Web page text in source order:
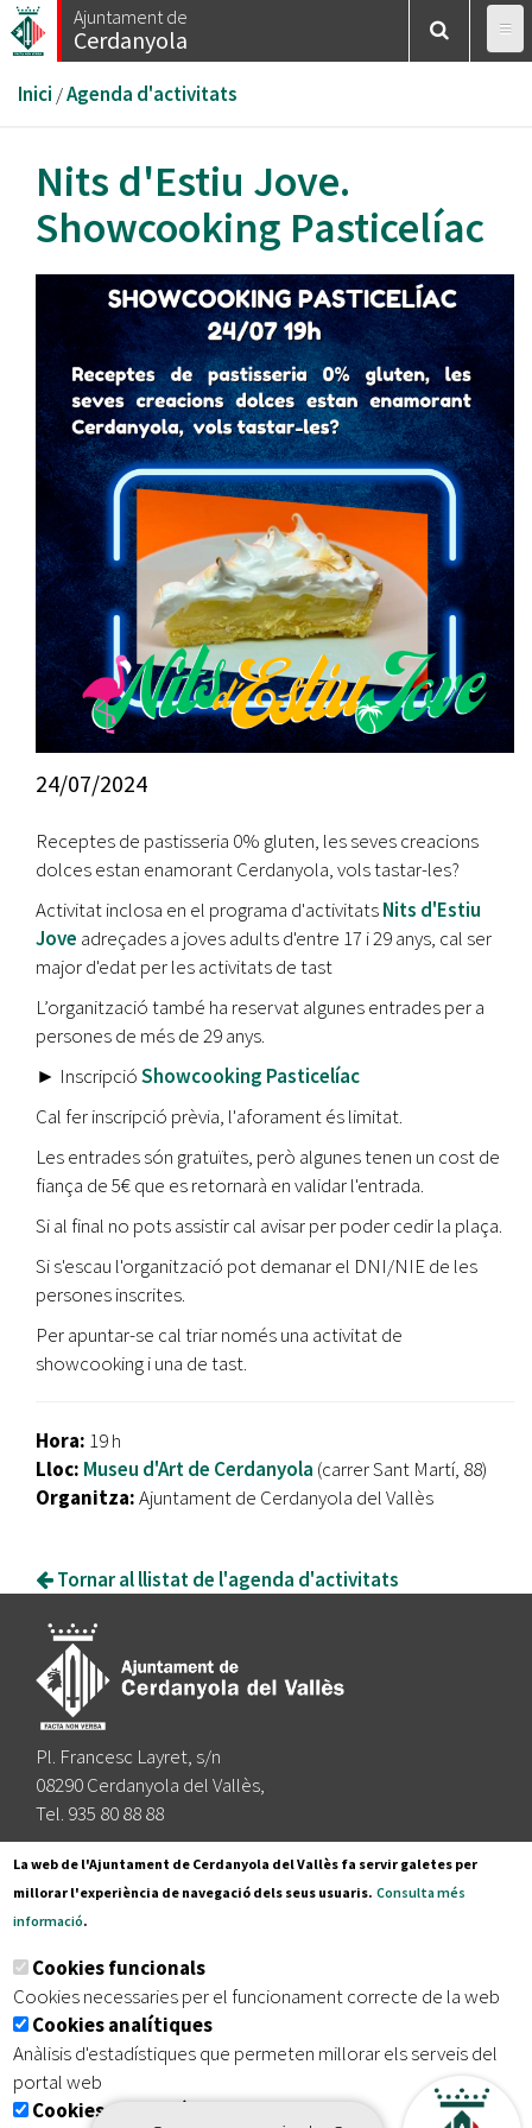
Vés
al
Ajuntament de
Cerdanyola
Esteu
aquí
Inici /Agenda d'activitats
Nits d'Estiu Jove.
Showcooking Pasticelíac
24/07/2024
Receptes de pastisseria 0% gluten, les seves creacions
dolces estan enamorant Cerdanyola, vols tastar-les?
Activitat inclosa en el programa d'activitatsNits d'Estiu
Jove adreçades a joves adults d'entre 17 i 29 anys, cal ser
major d'edat per les activitats de tast
L’organització també ha reservat algunes entrades per a
persones de més de 29 anys.
► InscripcióShowcooking Pasticelíac
Cal fer inscripció prèvia, l'aforament és limitat.
Les entrades són gratuïtes, però algunes tenen un cost de
fiança de 5€ que es retornarà en validar l'entrada.
Si al final no pots assistir cal avisar per poder cedir la plaça.
Si s'escau l'organització pot demanar el DNI/NIE de les
persones inscrites.
Per apuntar-se cal triar només una activitat de
showcooking i una de tast.
Hora: 19 h
Lloc: Museu d'Art de Cerdanyola (carrer Sant Martí, 88)
Organitza:Ajuntament de Cerdanyola del Vallès
Tornar al llistat de l'agenda d'activitats
Pl. Francesc Layret, s/n
08290 Cerdanyola del Vallès,
Tel. 935 80 88 88
Segueix-nos a:
Subscriu-te al nostre butlletí
Inici | Avís legal | Protecció de dades
| Accessibilitat
La web de l'Ajuntament de Cerdanyola del Vallès fa servir galetes per
millorar l'experiència de navegació dels seus usuaris. Consulta més
informació.
Cookies funcionals
Cookies necessaries per el funcionament correcte de la web
Cookies analítiques
Anàlisis d'estadístiques que permeten millorar els serveis del
portal web
Cookies publicitàries